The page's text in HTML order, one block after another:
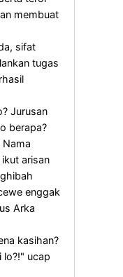
membuat
sifat
tugas
Jurusan
berapa?
Nama
arisan
enggak
Arka
kasihan?
lo?!" ucap